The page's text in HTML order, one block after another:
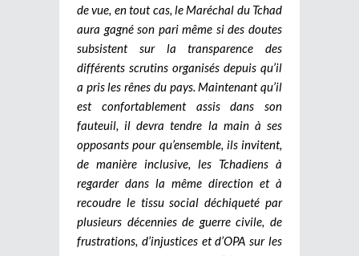
de vue, en tout cas, le Maréchal du Tchad
aura gagné son pari même si des doutes
subsistent sur la transparence des
différents scrutins organisés depuis qu’il
a pris les rênes du pays. Maintenant qu’il
est confortablement assis dans son
fauteuil, il devra tendre la main à ses
opposants pour qu’ensemble, ils invitent,
de manière inclusive, les Tchadiens à
regarder dans la même direction et à
recoudre le tissu social déchiqueté par
plusieurs décennies de guerre civile, de
frustrations, d’injustices et d’OPA sur les